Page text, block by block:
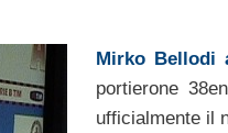
Mirko Bellodi
portierone
ufficialmente il